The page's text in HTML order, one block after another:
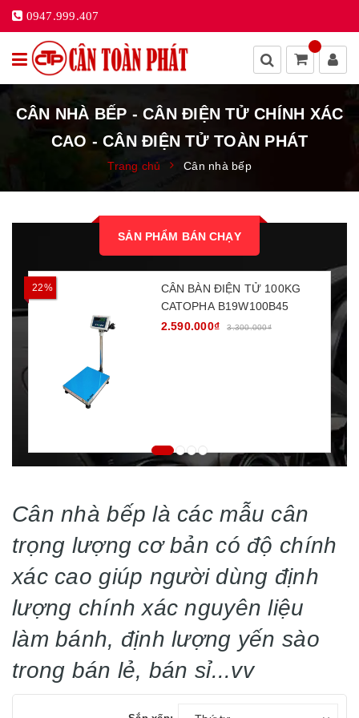
0947.999.407
CÂN NHÀ BẾP - CÂN ĐIỆN TỬ CHÍNH XÁC
CAO - CÂN ĐIỆN TỬ TOÀN PHÁT
Trang chủ Cân nhà bếp
SẢN PHẨM BÁN CHẠY
22%
CÂN BÀN ĐIỆN TỬ 100KG
CATOPHA B19W100B45
2.590.000₫
3.300.000₫
Cân nhà bếp là các mẫu cân
trọng lượng cơ bản có độ chính
xác cao giúp người dùng định
lượng chính xác nguyên liệu
làm bánh, định lượng yến sào
trong bán lẻ, bán sỉ...vv